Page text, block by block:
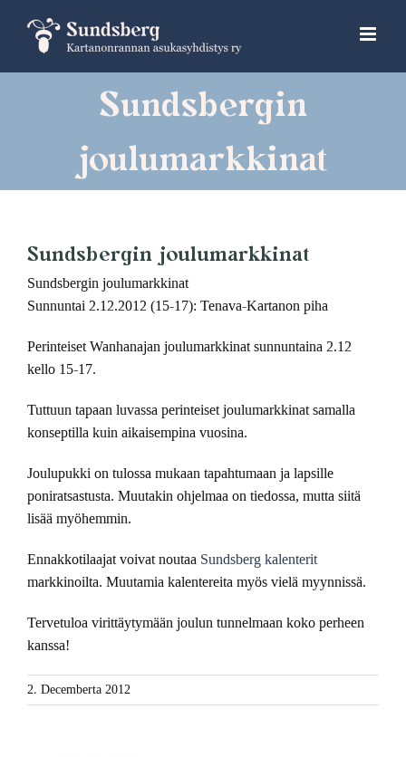
content
Sundsbergin
joulumarkkinat
Sundsbergin joulumarkkinat
Sundsbergin joulumarkkinat
Sunnuntai 2.12.2012 (15-17): Tenava-Kartanon piha
Perinteiset Wanhanajan joulumarkkinat sunnuntaina 2.12
kello 15-17.
Tuttuun tapaan luvassa perinteiset joulumarkkinat samalla
konseptilla kuin aikaisempina vuosina.
Joulupukki on tulossa mukaan tapahtumaan ja lapsille
poniratsastusta. Muutakin ohjelmaa on tiedossa, mutta siitä
lisää myöhemmin.
Ennakkotilaajat voivat noutaa Sundsberg kalenterit
markkinoilta. Muutamia kalentereita myös vielä myynnissä.
Tervetuloa virittäytymään joulun tunnelmaan koko perheen
kanssa!
2. Decemberta 2012